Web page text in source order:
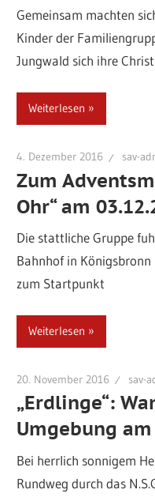
Gemeinsam machten
Kinder der
Jungwald sich ihre
Weiterlesen
4. Dezember 2016 sav-
Zum
Ohr“ am
Die stattliche Gruppe
Bahnhof in
zum Startpunkt
Weiterlesen
20. November 2016 sav-
„Erdlinge“:
Umgebung
Bei herrlich sonnigem
Rundweg durch das